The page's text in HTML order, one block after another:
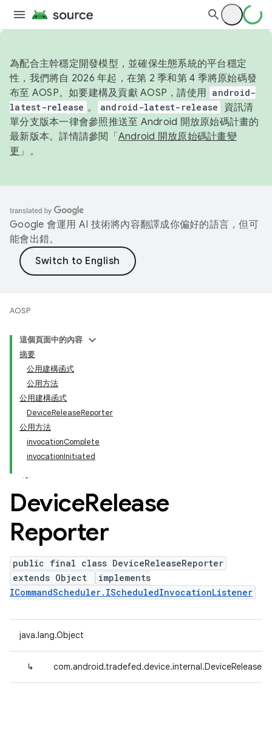
為配合主幹穩定開發模型，並確保生態系統的平台穩定
性，我們將自 2026 年起，在第 2 季和第 4 季將原始碼發
布至 AOSP。如要建構及貢獻 AOSP，請使用 android-
latest-release 。 android-latest-release
資訊清
單分支版本一律會參照推送至 Android 開放原始碼計畫的
最新版本。詳情請參閱「 Android 開放原始碼計畫變
更 」。
Google 會運用 AI 技術將內容翻譯成你偏好的語言，但可
能會出錯。
AOSP
這個頁面中的內容
摘要
公用建構函式
公用方法
公用建構函式
DeviceReleaseReporter
公用方法
invocationComplete
invocationInitiated
DeviceRelease
Reporter
public final class DeviceReleaseReporter
extends Object
implements
ICommandScheduler.IScheduledInvocationListener
java.lang.Object
↳